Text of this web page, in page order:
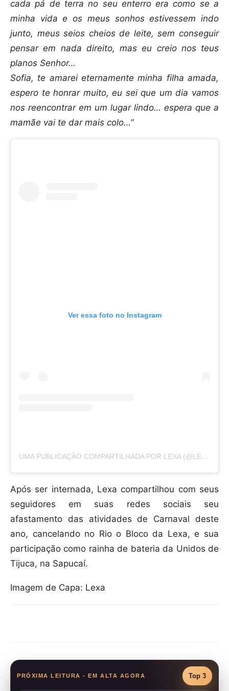
cada pá de terra no seu enterro era como se a
minha vida e os meus sonhos estivessem indo
junto, meus seios cheios de leite, sem conseguir
pensar em nada direito, mas eu creio nos teus
planos Senhor…
Sofia, te amarei eternamente minha filha amada,
espero te honrar muito, eu sei que um dia vamos
nos reencontrar em um lugar lindo… espera que a
mamãe vai te dar mais colo…”
Ver essa foto no Instagram
UMA PUBLICAÇÃO COMPARTILHADA POR LEXA (@LEXA)
Após ser internada, Lexa compartilhou com seus
seguidores em suas redes sociais seu
afastamento das atividades de Carnaval deste
ano, cancelando no Rio o Bloco da Lexa, e sua
participação como rainha de bateria da Unidos de
Tijuca, na Sapucaí.
Imagem de Capa: Lexa
PRÓXIMA LEITURA - EM ALTA AGORA Top 3